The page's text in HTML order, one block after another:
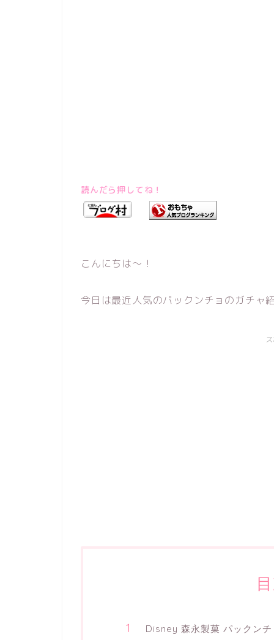
読んだら押してね！
こんにちは～！
今日は最近人気のパックンチョのガチャ
Disney 森永製菓 パックン